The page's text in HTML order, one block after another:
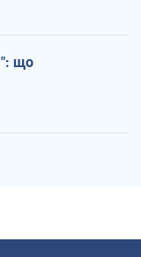
що